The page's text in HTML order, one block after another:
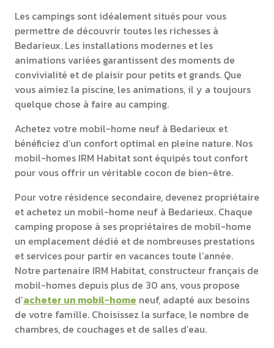
Les campings sont idéalement situés pour vous
permettre de découvrir toutes les richesses à
Bedarieux. Les installations modernes et les
animations variées garantissent des moments de
convivialité et de plaisir pour petits et grands. Que
vous aimiez la piscine, les animations, il y a toujours
quelque chose à faire au camping.
Achetez votre mobil-home neuf à Bedarieux et
bénéficiez d’un confort optimal en pleine nature. Nos
mobil-homes IRM Habitat sont équipés tout confort
pour vous offrir un véritable cocon de bien-être.
Pour votre résidence secondaire, devenez propriétaire
et achetez un mobil-home neuf à Bedarieux. Chaque
camping propose à ses propriétaires de mobil-home
un emplacement dédié et de nombreuses prestations
et services pour partir en vacances toute l’année.
Notre partenaire IRM Habitat, constructeur français de
mobil-homes depuis plus de 30 ans, vous propose
d’acheter un mobil-home neuf, adapté aux besoins
de votre famille. Choisissez la surface, le nombre de
chambres, de couchages et de salles d’eau.